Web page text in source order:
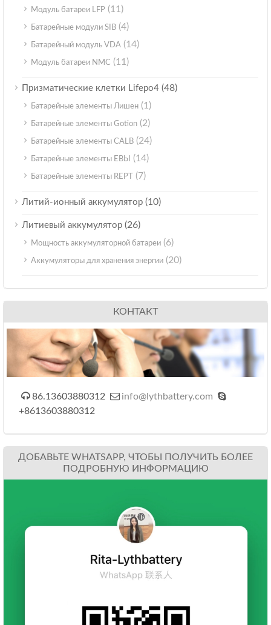
Модуль батареи LFP (11)
Батарейные модули SIB (4)
Батарейный модуль VDA (14)
Модуль батареи NMC (11)
Призматические клетки Lifepo4 (48)
Батарейные элементы Лишен (1)
Батарейные элементы Gotion (2)
Батарейные элементы CALB (24)
Батарейные элементы ЕВЫ (14)
Батарейные элементы REPT (7)
Литий-ионный аккумулятор (10)
Литиевый аккумулятор (26)
Мощность аккумуляторной батареи (6)
Аккумуляторы для хранения энергии (20)
КОНТАКТ
 86.13603880312  info@lythbattery.com 
+8613603880312
ДОБАВЬТЕ WHATSAPP, ЧТОБЫ ПОЛУЧИТЬ БОЛЕЕ
ПОДРОБНУЮ ИНФОРМАЦИЮ